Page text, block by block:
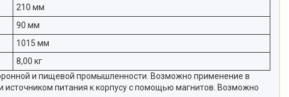
210 мм
90 мм
1015 мм
8,00 кг
и пищевой промышленности. Возможно применение в
питания к корпусу с помощью магнитов. Возможно